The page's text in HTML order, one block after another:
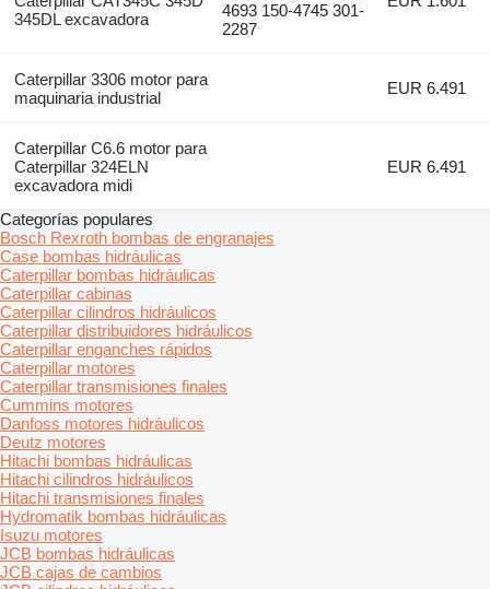
345DL excavadora
4693 150-4745 301-
2287
Caterpillar 3306 motor para
maquinaria industrial
EUR 6.491
Caterpillar C6.6 motor para
Caterpillar 324ELN
excavadora midi
EUR 6.491
Categorías populares
Bosch Rexroth bombas de engranajes
Case bombas hidráulicas
Caterpillar bombas hidráulicas
Caterpillar cabinas
Caterpillar cilindros hidráulicos
Caterpillar distribuidores hidráulicos
Caterpillar enganches rápidos
Caterpillar motores
Caterpillar transmisiones finales
Cummins motores
Danfoss motores hidráulicos
Deutz motores
Hitachi bombas hidráulicas
Hitachi cilindros hidráulicos
Hitachi transmisiones finales
Hydromatik bombas hidráulicas
Isuzu motores
JCB bombas hidráulicas
JCB cajas de cambios